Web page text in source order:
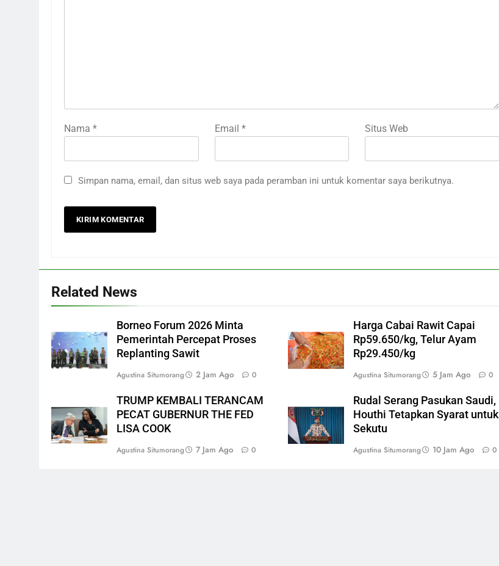
Nama * Email * Situs Web
Simpan nama, email, dan situs web saya pada peramban ini untuk komentar saya berikutnya.
Related News
Borneo Forum 2026 Minta
Pemerintah Percepat Proses
Replanting Sawit
Agustina Situmorang 2 Jam Ago 0
Harga Cabai Rawit Capai
Rp59.650/kg, Telur Ayam
Rp29.450/kg
Agustina Situmorang 5 Jam Ago 0
TRUMP KEMBALI TERANCAM
PECAT GUBERNUR THE FED
LISA COOK
Agustina Situmorang 7 Jam Ago 0
Rudal Serang Pasukan Saudi,
Houthi Tetapkan Syarat untuk
Sekutu
Agustina Situmorang 10 Jam Ago 0